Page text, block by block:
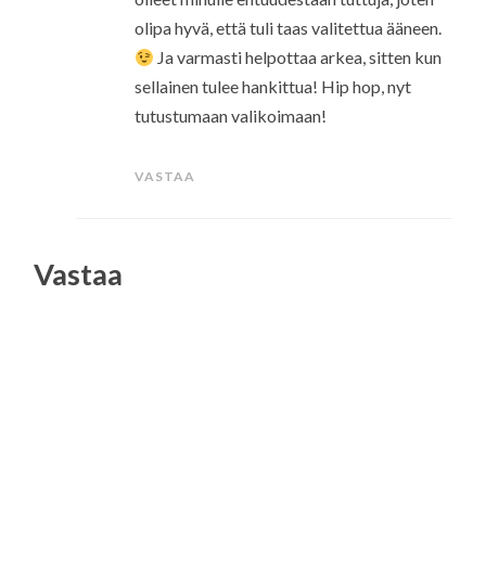
olipa hyvä, että tuli taas valitettua ääneen.
Ja varmasti helpottaa arkea, sitten kun
sellainen tulee hankittua! Hip hop, nyt
tutustumaan valikoimaan!
VASTAA
Vastaa